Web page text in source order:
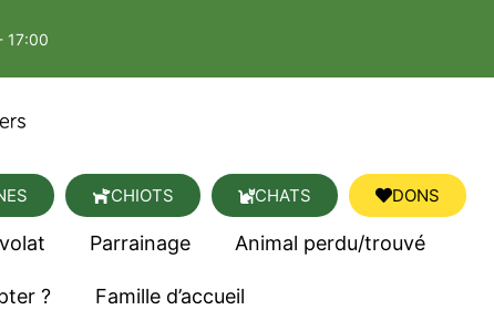
17:00
CHIOTS CHATS DONS
Parrainage Animal perdu/trouvé
? Famille d’accueil